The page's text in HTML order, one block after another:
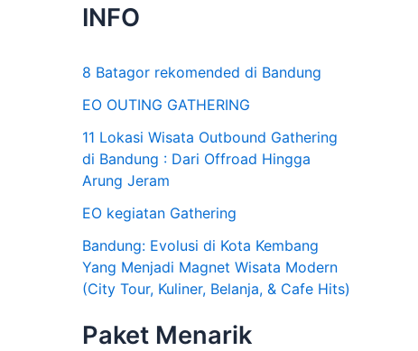
INFO
8 Batagor rekomended di Bandung
EO OUTING GATHERING
11 Lokasi Wisata Outbound Gathering
di Bandung : Dari Offroad Hingga
Arung Jeram
EO kegiatan Gathering
Bandung: Evolusi di Kota Kembang
Yang Menjadi Magnet Wisata Modern
(City Tour, Kuliner, Belanja, & Cafe Hits)
Paket Menarik